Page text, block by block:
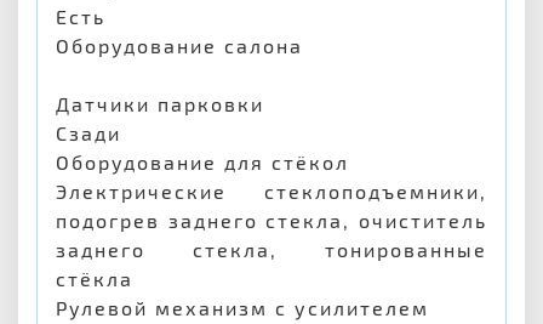
Есть
Оборудование салона
Датчики парковки
Сзади
Оборудование для стёкол
Электрические стеклоподъемники,
подогрев заднего стекла, очиститель
заднего стекла, тонированные
стёкла
Рулевой механизм с усилителем